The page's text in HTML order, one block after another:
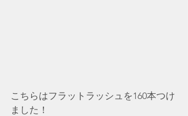
こちらはフラットラッシュを160本つけ
ました！